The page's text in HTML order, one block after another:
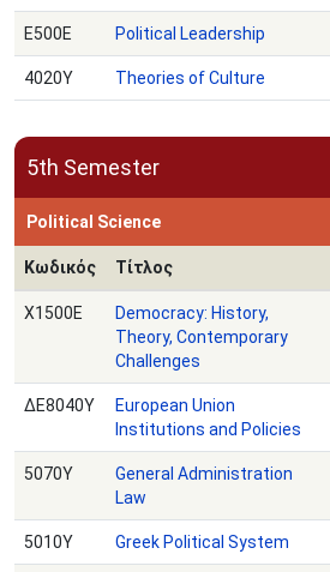
Ε500Ε Political Leadership
4020Υ Theories of Culture
5th Semester
Political Science
Κωδικός Τίτλος
Χ1500Ε
Democracy: History,
Theory, Contemporary
Challenges
ΔΕ8040Υ
European Union
Institutions and Policies
5070Υ
General Administration
Law
5010Υ Greek Political System